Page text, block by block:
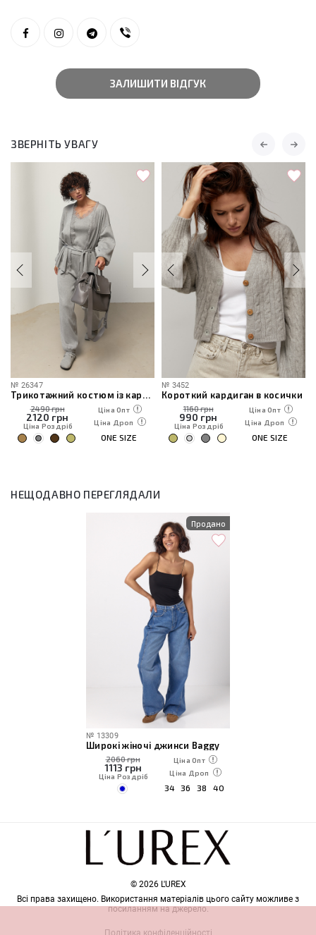
ЗАЛИШИТИ ВІДГУК
ЗВЕРНІТЬ УВАГУ
№ 26347
Трикотажний костюм із кардиганом, топом та штанами
2490 грн
2120 грн
Ціна Роздріб
Ціна Опт
Ціна Дроп
ONE SIZE
№ 3452
Короткий кардиган в косички
1160 грн
990 грн
Ціна Роздріб
Ціна Опт
Ціна Дроп
ONE SIZE
НЕЩОДАВНО ПЕРЕГЛЯДАЛИ
Продано
№ 13309
Широкі жіночі джинси Baggy
2060 грн
1113 грн
Ціна Роздріб
Ціна Опт
Ціна Дроп
34 36 38 40
© 2026 L'UREX
Всі права захищено. Використання матеріалів цього сайту можливе з
посиланням на джерело.